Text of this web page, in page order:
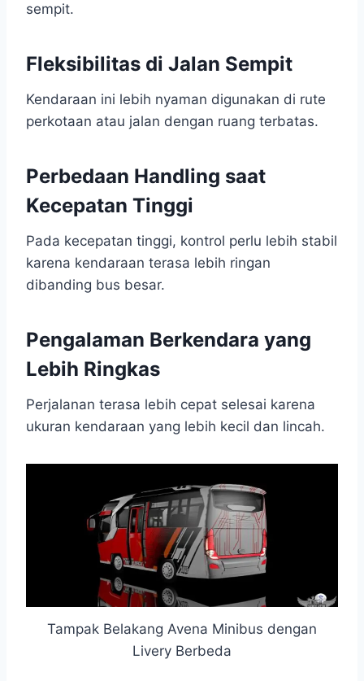
sempit.
Fleksibilitas di Jalan Sempit
Kendaraan ini lebih nyaman digunakan di rute
perkotaan atau jalan dengan ruang terbatas.
Perbedaan Handling saat
Kecepatan Tinggi
Pada kecepatan tinggi, kontrol perlu lebih stabil
karena kendaraan terasa lebih ringan
dibanding bus besar.
Pengalaman Berkendara yang
Lebih Ringkas
Perjalanan terasa lebih cepat selesai karena
ukuran kendaraan yang lebih kecil dan lincah.
Tampak Belakang Avena Minibus dengan
Livery Berbeda